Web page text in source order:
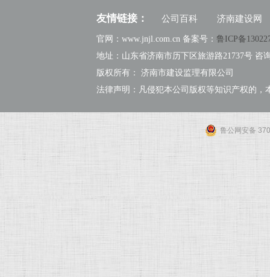
友情链接： 公司百科 济南建设网
官网：www.jnjl.com.cn 备案号： 鲁ICP备
地址：山东省济南市历下区旅游路21737号 咨
版权所有： 济南市建设监理有限公司
法律声明：凡侵犯本公司版权等知识产权的，
鲁公网安备